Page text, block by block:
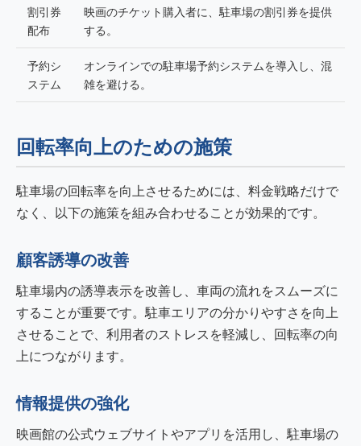
割引券
配布
映画のチケット購入者に、駐車場の割引券を提供
する。
予約シ
ステム
オンラインでの駐車場予約システムを導入し、混
雑を避ける。
回転率向上のための施策
駐車場の回転率を向上させるためには、料金戦略だけで
なく、以下の施策を組み合わせることが効果的です。
顧客誘導の改善
駐車場内の誘導表示を改善し、車両の流れをスムーズに
することが重要です。駐車エリアの分かりやすさを向上
させることで、利用者のストレスを軽減し、回転率の向
上につながります。
情報提供の強化
映画館の公式ウェブサイトやアプリを活用し、駐車場の